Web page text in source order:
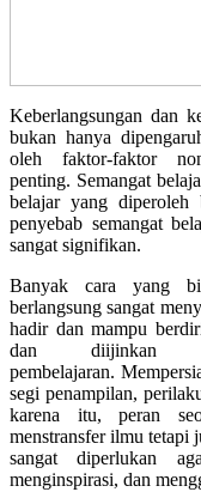
Keberlangsungan dan
bukan hanya
oleh faktor-faktor
penting. Semangat
belajar yang diperoleh
penyebab semangat
sangat signifikan.
Banyak cara yang
berlangsung sangat
hadir dan mampu
dan diijinkan
pembelajaran.
segi penampilan,
karena itu, peran
menstransfer ilmu tetapi
sangat diperlukan
menginspirasi, dan